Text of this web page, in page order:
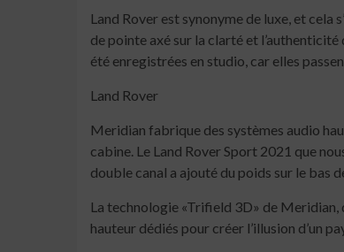
Land Rover est synonyme de luxe, et cela
de pointe axé sur la clarté et
été enregistrées en studio, car elles
Land Rover
Meridian fabrique des systèmes audio
cabine. Le Land Rover Sport 2021 que
double canal a ajouté du poids sur le bas
La technologie «Trifield 3D» de Meridian,
hauteur dédiés pour créer l’illusion d’un